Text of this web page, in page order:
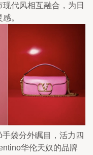
代风相互融合，为日
。
袋分外瞩目，活力四
华伦天奴的品牌